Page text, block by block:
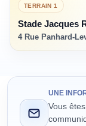
TERRAIN1
Stade Jacques
4 Rue Panhard-
UNE
Vous